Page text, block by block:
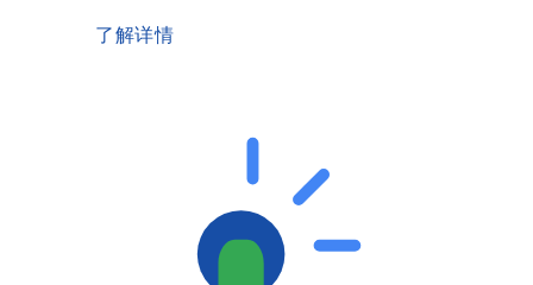
了解详情